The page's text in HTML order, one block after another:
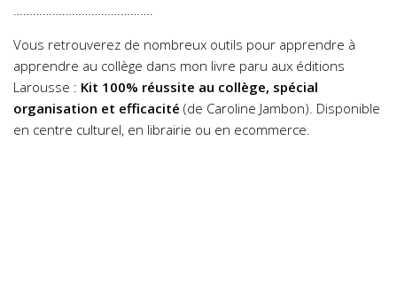
…………………………………….
Vous retrouverez de nombreux outils pour apprendre à
apprendre au collège dans mon livre paru aux éditions
Larousse : Kit 100% réussite au collège, spécial
organisation et efficacité (de Caroline Jambon). Disponible
en centre culturel, en librairie ou en ecommerce.